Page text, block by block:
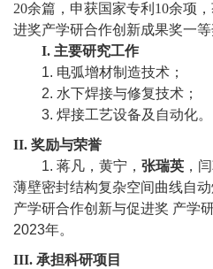
育
资
队
伍
学
20余篇，申获国家专利10余项
进奖产学研合作创新成果奖一等
I. 主要研究工作
1. 电弧增材制造技术；
2. 水下焊接与修复技术；
3. 焊接工艺设备及自动化。
II. 奖励与荣誉
1. 蒋凡，黄宁， 张瑞英 ，
薄壁密封结构复杂空间曲线自
产学研合作创新与促进奖 产学
2023年。
III. 承担科研项目